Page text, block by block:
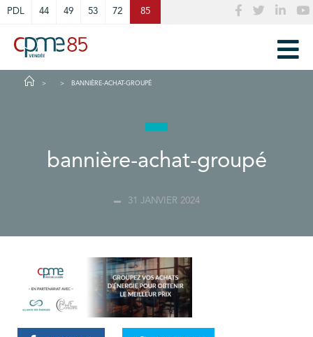
PDL 44 49 53 72 85
BANNIÈRE-ACHAT-GROUPÉ
bannière-achat-groupé
31 JANVIER 2024
Cookies management panel